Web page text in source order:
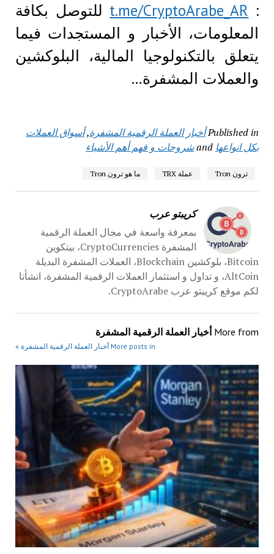
:
t.me/CryptoArabe_AR للتوصل بكافة
المعلومات، الأخبار و المستجدات فيما
يتعلق بالتكنولوجيا المالية، البلوكشين
والعملات المشفرة…
Published inأخبار العملة الرقمية المشفرة,أسواق العملات
بكل انواعها
شروحات و فهم أهم الأشياء
ترون Tron عملة TRX ما هو ترون Tron
كريبتو عرب
بمعرفة واسعة في مجال العملة الرقمية
المشفرة CryptoCurrencies، بيتكوين
Bitcoin، بلوكشين Blockchain، العملات المشفرة البديلة
AltCoin، و تداول و استثمار العملات الرقمية المشفرة، انشأنا
لكم موقع كريبتو عرب CryptoArabe.
More from أخبار العملة الرقمية المشفرة
More posts in أخبار العملة الرقمية المشفرة »